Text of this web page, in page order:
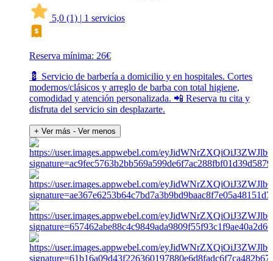
5,0 (1) | 1 servicios
Reserva mínima: 26€
💈 Servicio de barbería a domicilio y en hospitales. Cortes
modernos/clásicos y arreglo de barba con total higiene,
comodidad y atención personalizada. 📲 Reserva tu cita y
disfruta del servicio sin desplazarte.
+ Ver más - Ver menos